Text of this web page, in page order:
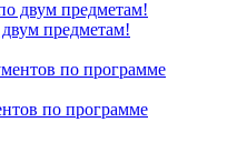
предметам!
по программе